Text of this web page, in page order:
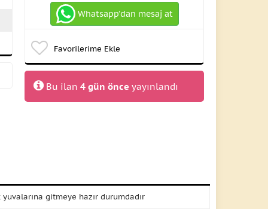
Whatsapp’dan mesaj at
Favorilerime Ekle
Bu ilan 4 gün önce yayınlandı
gitmeye hazır durumdadır